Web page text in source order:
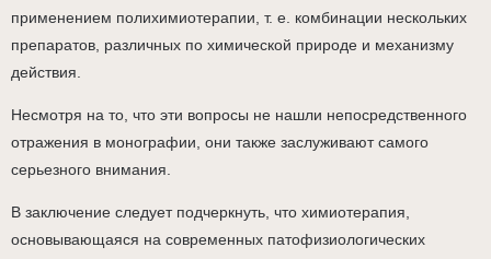
применением полихимиотерапии, т. е. комбинации нескольких
препаратов, различных по химической природе и механизму
действия.
Несмотря на то, что эти вопросы не нашли непосредственного
отражения в монографии, они также заслуживают самого
серьезного внимания.
В заключение следует подчеркнуть, что химиотерапия,
основывающаяся на современных патофизиологических